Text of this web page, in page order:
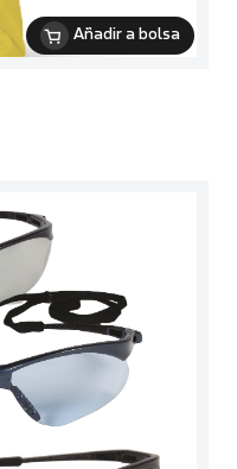
Añadir a bolsa